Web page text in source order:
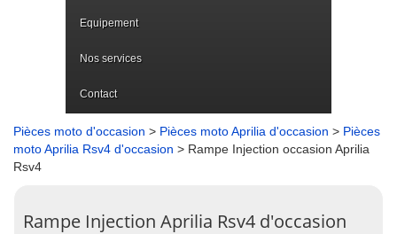
Equipement
Nos services
Contact
Pièces moto d'occasion > Pièces moto Aprilia d'occasion > Pièces
moto Aprilia Rsv4 d'occasion > Rampe Injection occasion Aprilia
Rsv4
Rampe Injection Aprilia Rsv4 d'occasion